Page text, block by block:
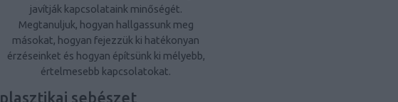
javítják kapcsolataink minőségét.
Megtanuljuk, hogyan hallgassunk meg
másokat, hogyan fejezzük ki hatékonyan
érzéseinket és hogyan építsünk ki mélyebb,
értelmesebb kapcsolatokat.
plasztikai sebészet